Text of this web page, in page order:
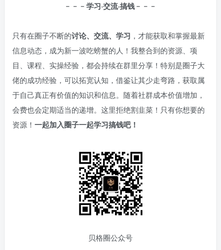
﹣﹣﹣学习·交流·搞钱﹣﹣﹣
只有在圈子不断的讨论、交流、学习 ，才能获取和掌握最新
信息动态，成为新一波吃螃蟹的人！我整合到的资源、项
目、课程、实操经验，都会持续在群里分享！特别是圈子大
佬的成功经验，可以拓宽认知，借鉴让其少走弯路，获取属
于自己真正有价值的知识和信息。随着社群成本价值增加，
会费也会定期适当的递增。这里拒绝割韭菜！只有你想要的
资源！ 一起加入圈子一起学习搞钱吧！
贝格圈公众号